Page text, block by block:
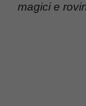
magici e